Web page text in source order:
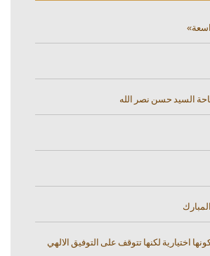
السيد حسن نصر الله
اختيارية لكنها تتوقف على التوفيق الالهي